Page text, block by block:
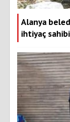
Alanya
ihtiyaç